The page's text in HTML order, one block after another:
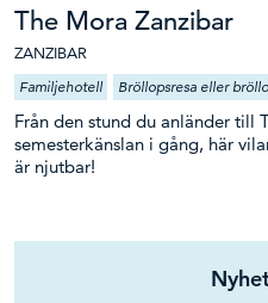
The Mora Zanzibar
ZANZIBAR
Familjehotell Bröllopsresa eller
Från den stund du anländer till
semesterkänslan i gång, här
är njutbar!